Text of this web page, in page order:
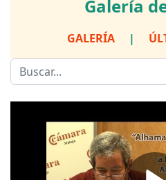
Galería
GALERÍA |